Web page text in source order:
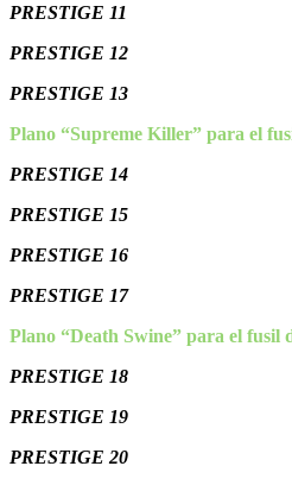
PRESTIGE 11
PRESTIGE 12
PRESTIGE 13
Plano “Supreme Killer” para el
PRESTIGE 14
PRESTIGE 15
PRESTIGE 16
PRESTIGE 17
Plano “Death Swine” para el fusil
PRESTIGE 18
PRESTIGE 19
PRESTIGE 20